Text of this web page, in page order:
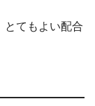
とてもよい配合